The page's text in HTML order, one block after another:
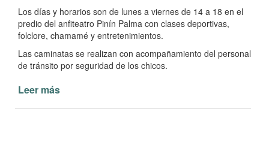
Los días y horarios son de lunes a viernes de 14 a 18 en el
predio del anfiteatro Pinín Palma con clases deportivas,
folclore, chamamé y entretenimientos.
Las caminatas se realizan con acompañamiento del personal
de tránsito por seguridad de los chicos.
Leer más